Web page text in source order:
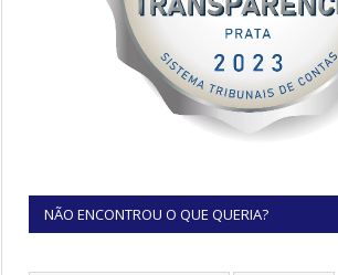
NÃO ENCONTROU O QUE QUERIA?